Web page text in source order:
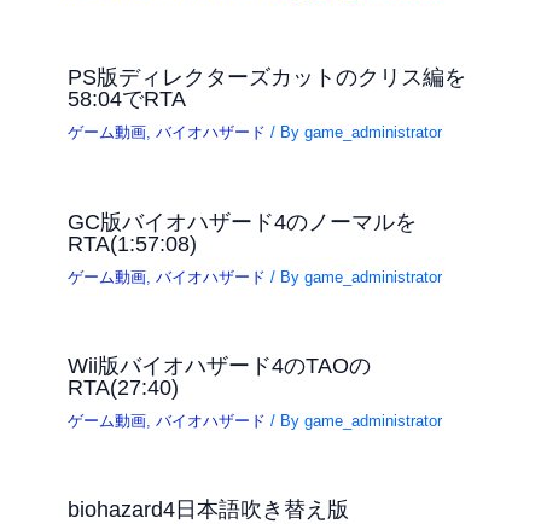
PS版ディレクターズカットのクリス編を
58:04でRTA
ゲーム動画,バイオハザード / Bygame_administrator
GC版バイオハザード4のノーマルを
RTA(1:57:08)
ゲーム動画 ,バイオハザード / Bygame_administrator
Wii版バイオハザード4のTAOの
RTA(27:40)
ゲーム動画 ,バイオハザード / Bygame_administrator
biohazard4日本語吹き替え版